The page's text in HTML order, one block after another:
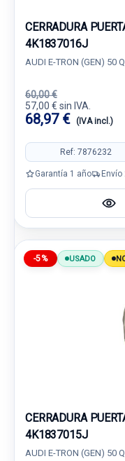
CERRADURA
4K1837016J
AUDI E-TRON (GEN) 50
60,00 €
57,00 € sin IVA.
68,97 € (IVA incl.)
Ref: 7876232
Garantía 1 año Envío
-5% USADO
CERRADURA
4K1837015J
AUDI E-TRON (GEN) 50